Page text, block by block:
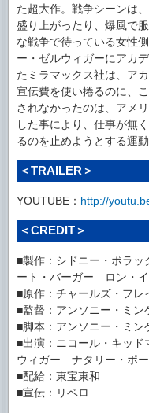
た超大作。戦争シーンは
盛り上がったり、爆風で
な戦争で待っている女性
ー・ゼルウィガーにアカ
たミラマックス社は、ア
宣伝費を使い捲るのに、
されなかったのは、アメ
した事により、仕事が無
るのを止めようとする運
＜TRAILER＞
YOUTUBE： http://
＜CREDIT＞
■製作：シドニー・ポラ
ート・バーガー ロン・
■原作：チャールズ・フレ
■監督：アンソニー・ミン
■脚本：アンソニー・ミン
■出演：ニコール・キッ
ウィガー ナタリー・ポ
■配給：東宝東和
■宣伝：リベロ